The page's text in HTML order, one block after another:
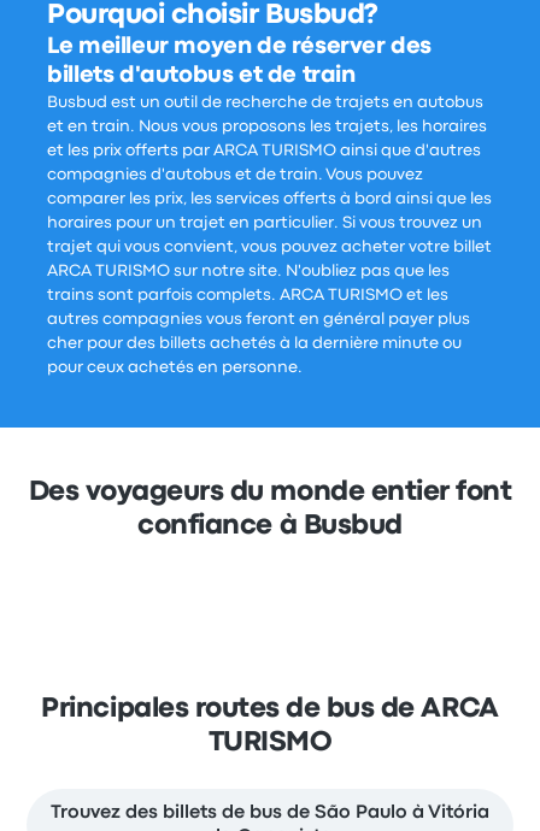
Pourquoi choisir Busbud?
Le meilleur moyen de réserver des
billets d'autobus et de train
Busbud est un outil de recherche de trajets en autobus
et en train. Nous vous proposons les trajets, les horaires
et les prix offerts par ARCA TURISMO ainsi que d'autres
compagnies d'autobus et de train. Vous pouvez
comparer les prix, les services offerts à bord ainsi que les
horaires pour un trajet en particulier. Si vous trouvez un
trajet qui vous convient, vous pouvez acheter votre billet
ARCA TURISMO sur notre site. N'oubliez pas que les
trains sont parfois complets. ARCA TURISMO et les
autres compagnies vous feront en général payer plus
cher pour des billets achetés à la dernière minute ou
pour ceux achetés en personne.
Des voyageurs du monde entier font
confiance à Busbud
Principales routes de bus de ARCA
TURISMO
Trouvez des billets de bus de São Paulo à Vitória